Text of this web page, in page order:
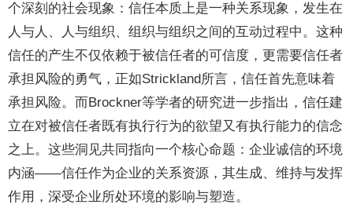
个深刻的社会现象：信任本质上是一种关系现象，发生在
人与人、人与组织、组织与组织之间的互动过程中。这种
信任的产生不仅依赖于被信任者的可信度，更需要信任者
承担风险的勇气，正如Strickland所言，信任首先意味着
承担风险。而Brockner等学者的研究进一步指出，信任建
立在对被信任者既有执行行为的欲望又有执行能力的信念
之上。这些洞见共同指向一个核心命题：企业诚信的环境
内涵——信任作为企业的关系资源，其生成、维持与发挥
作用，深受企业所处环境的影响与塑造。